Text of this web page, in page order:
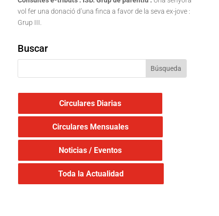
vol fer una donació d’una finca a favor de la seva ex-jove :
Grup III.
Buscar
Circulares Diarias
Circulares Mensuales
Noticias / Eventos
Toda la Actualidad